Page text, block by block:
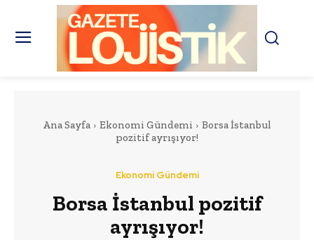
Ana Sayfa Ekonomi Gündemi
Borsa İstanbul
pozitif ayrışıyor!
Ekonomi Gündemi
Borsa İstanbul pozitif
ayrışıyor!